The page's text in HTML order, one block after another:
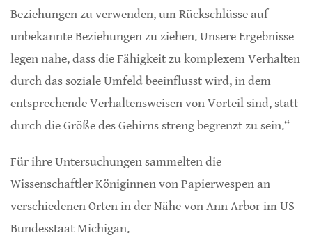
Beziehungen zu verwenden, um Rückschlüsse auf
unbekannte Beziehungen zu ziehen. Unsere Ergebnisse
legen nahe, dass die Fähigkeit zu komplexem Verhalten
durch das soziale Umfeld beeinflusst wird, in dem
entsprechende Verhaltensweisen von Vorteil sind, statt
durch die Größe des Gehirns streng begrenzt zu sein.“
Für ihre Untersuchungen sammelten die
Wissenschaftler Königinnen von Papierwespen an
verschiedenen Orten in der Nähe von Ann Arbor im US-
Bundesstaat Michigan.